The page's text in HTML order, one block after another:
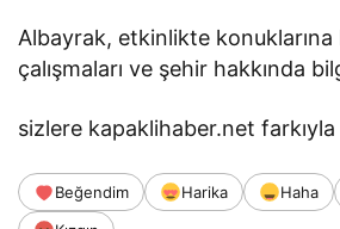
Albayrak, etkinlikte konuklarına
çalışmaları ve şehir hakkında
sizlere kapaklihaber.net
Beğendim Harika Haha